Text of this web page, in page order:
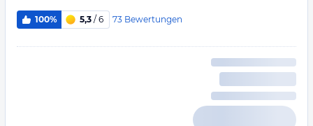
100% 5,3 / 6 73 Bewertungen